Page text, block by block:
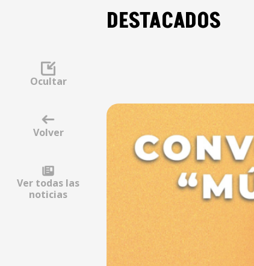
Ocultar
Volver
Ver todas las
noticias
DESTACADOS